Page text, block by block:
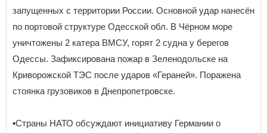
запущенных с территории России. Основной удар нанесён
по портовой структуре Одесской обл. В Чёрном море
уничтожены 2 катера ВМСУ, горят 2 судна у берегов
Одессы. Зафиксирована пожар в Зеленодольске на
Криворожской ТЭС после ударов «Гераней». Поражена
стоянка грузовиков в Днепропетровске.
▪️Страны НАТО обсуждают инициативу Германии о